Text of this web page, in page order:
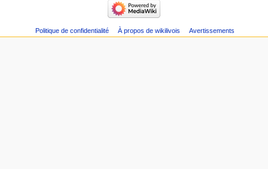
Politique de confidentialité À propos de wikilivois Avertissements